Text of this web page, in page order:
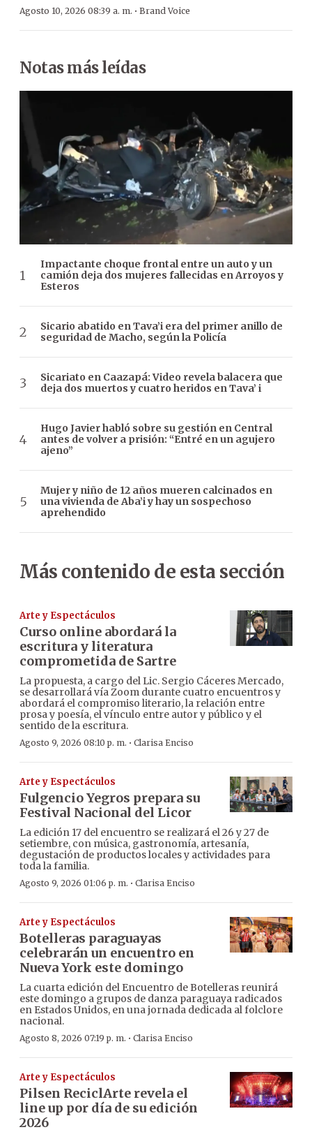
Agosto 10, 2026 08:39 a. m. · Brand Voice
Notas más leídas
Impactante choque frontal entre un auto y un
camión deja dos mujeres fallecidas en Arroyos y
Esteros
Sicario abatido en Tava’i era del primer anillo de
seguridad de Macho, según la Policía
Sicariato en Caazapá: Video revela balacera que
deja dos muertos y cuatro heridos en Tava’ i
Hugo Javier habló sobre su gestión en Central
antes de volver a prisión: “Entré en un agujero
ajeno”
Mujer y niño de 12 años mueren calcinados en
una vivienda de Aba’i y hay un sospechoso
aprehendido
Más contenido de esta sección
Arte y Espectáculos
Curso online abordará la
escritura y literatura
comprometida de Sartre
La propuesta, a cargo del Lic. Sergio Cáceres Mercado,
se desarrollará vía Zoom durante cuatro encuentros y
abordará el compromiso literario, la relación entre
prosa y poesía, el vínculo entre autor y público y el
sentido de la escritura.
Agosto 9, 2026 08:10 p. m. · Clarisa Enciso
Arte y Espectáculos
Fulgencio Yegros prepara su
Festival Nacional del Licor
La edición 17 del encuentro se realizará el 26 y 27 de
setiembre, con música, gastronomía, artesanía,
degustación de productos locales y actividades para
toda la familia.
Agosto 9, 2026 01:06 p. m. · Clarisa Enciso
Arte y Espectáculos
Botelleras paraguayas
celebrarán un encuentro en
Nueva York este domingo
La cuarta edición del Encuentro de Botelleras reunirá
este domingo a grupos de danza paraguaya radicados
en Estados Unidos, en una jornada dedicada al folclore
nacional.
Agosto 8, 2026 07:19 p. m. · Clarisa Enciso
Arte y Espectáculos
Pilsen ReciclArte revela el
line up por día de su edición
2026